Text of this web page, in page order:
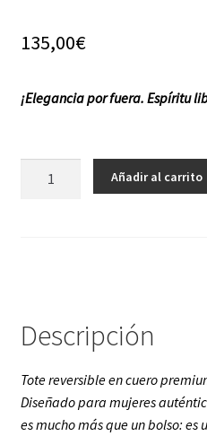
135,00€
¡Elegancia por fuera. Espíritu
Añadir al carrito
Descripción
Tote reversible en cuero
Diseñado para mujeres
es mucho más que un bolso: es